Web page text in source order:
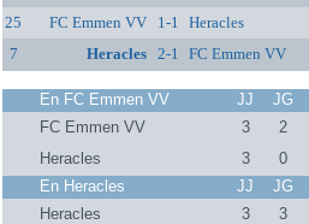
25
FC Emmen VV 1-1 Heracles
7
Heracles 2-1 FC Emmen VV
En FC Emmen VV JJ JG
FC Emmen VV
3 2
Heracles
3 0
En Heracles
JJ JG
Heracles
3 3